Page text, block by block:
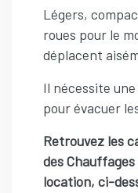
Légers,
roues pour le
déplacent
Il nécessite
pour évacuer
Retrouvez les
des
location, ci-